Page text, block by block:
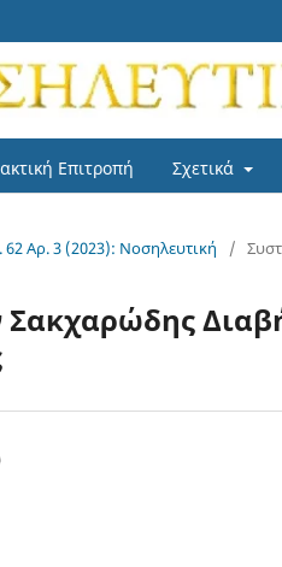
Επιτροπή Σχετικά
62 Αρ. 3 (2023): Νοσηλευτική /